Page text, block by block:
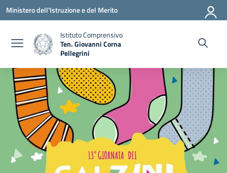
Vai ai contenuti
Vai al menu di navigazione
Vai al footer
Ministero dell'Istruzione e del Merito
Istituto Comprensivo
Ten. Giovanni Corna
Pellegrini